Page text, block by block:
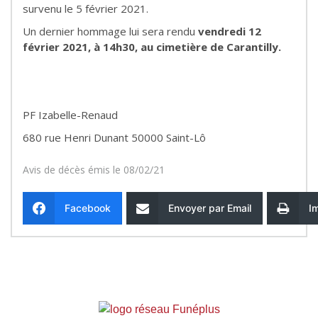
survenu le 5 février 2021.
Un dernier hommage lui sera rendu vendredi 12
février 2021, à 14h30, au cimetière de Carantilly.
PF Izabelle-Renaud
680 rue Henri Dunant 50000 Saint-Lô
Avis de décès émis le 08/02/21
Facebook Envoyer par Email